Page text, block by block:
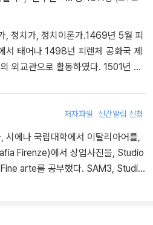
, 정치가, 정치이론가.1469년 5월 피
서 태어나 1498년 피렌체 공화국 제
외교관으로 활동하였다. 1501년 마
논고』 등 다수의 외교 관련 원고를 집
군대에 의해 피렌체가 함락되면서
음모 혐의로 재판과 고문을 받고 투
남쪽 근교의 산트 안드레아 농장에
성하였다. 1516년 『군주론』 필사본이
저자파일 신간알림 신청
시에나 국립대학에서 이탈리아어를,
Firenze)에서 상업사진을, Studio
arte를 공부했다. SAM3, Studio